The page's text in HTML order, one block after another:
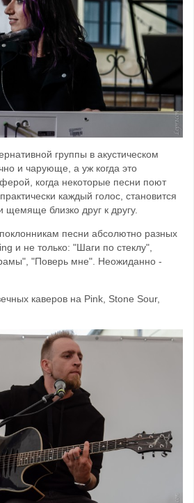
группы в акустическом
и чарующе, а уж когда это
когда некоторые песни поют
каждый голос, становится
щемяще близко друг к другу.
песни абсолютно разных
и не только: "Шаги по стеклу",
"Поверь мне". Неожиданно -
каверов на Pink, Stone Sour,